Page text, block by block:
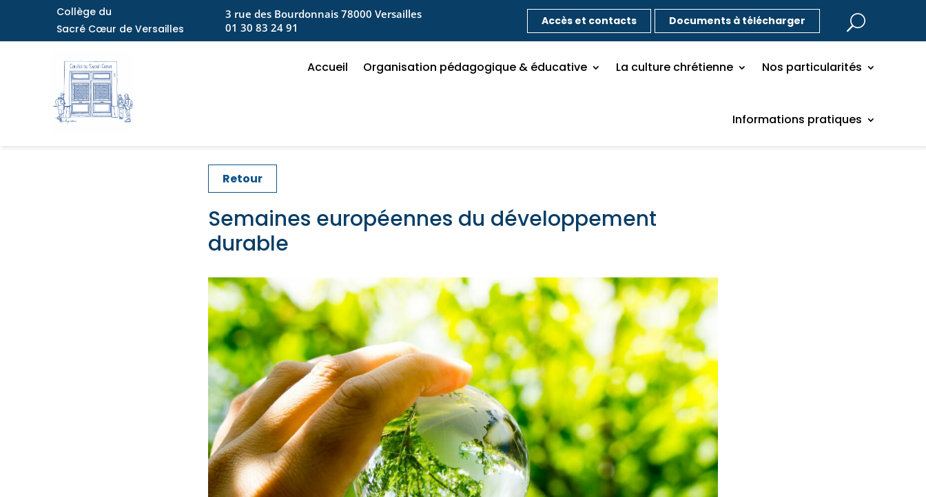
Collège du
Sacré Cœur de Versailles
3 rue des Bourdonnais 78000 Versailles
01 30 83 24 91
Accès et contacts Documents à télécharger
Accueil Organisation pédagogique & éducative La culture chrétienne Nos particularités
Informations pratiques
Retour
Semaines européennes du développement
durable